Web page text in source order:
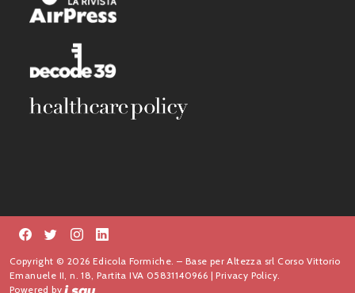
Copyright © 2026 Edicola Formiche. – Base per Altezza srl Corso Vittorio
Emanuele II, n. 18, Partita IVA 05831140966 |Privacy Policy.
Powered by